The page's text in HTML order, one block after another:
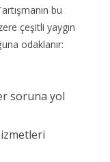
bu
çeşitli yaygın
odaklanır:
soruna yol